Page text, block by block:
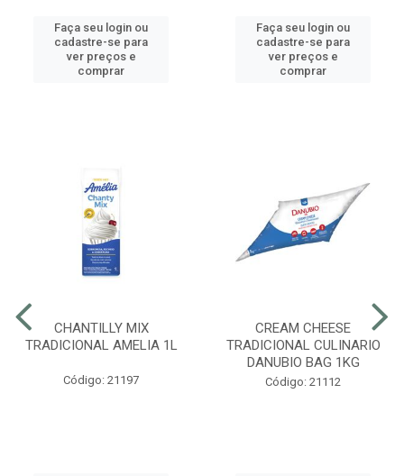
Faça seu login ou
cadastre-se para
ver preços e
comprar
Faça seu login ou
cadastre-se para
ver preços e
comprar
CHANTILLY MIX
TRADICIONAL AMELIA 1L
Código: 21197
CREAM CHEESE
TRADICIONAL CULINARIO
DANUBIO BAG 1KG
Código: 21112